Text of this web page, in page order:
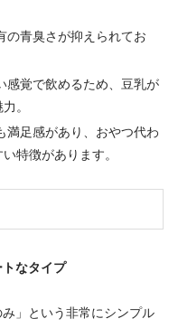
の青臭さが抑えられてお
感覚で飲めるため、豆乳が
。
満足感があり、おやつ代わ
特徴があります。
トなタイプ
」という非常にシンプル